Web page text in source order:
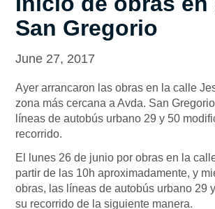
San Gregorio
June 27, 2017
Ayer arrancaron las obras en la calle
zona más cercana a Avda. San
líneas de autobús urbano 29 y 50
recorrido.
El lunes 26 de junio por obras en la
partir de las 10h aproximadamente, y
obras, las líneas de autobús urbano 29
su recorrido de la siguiente manera.